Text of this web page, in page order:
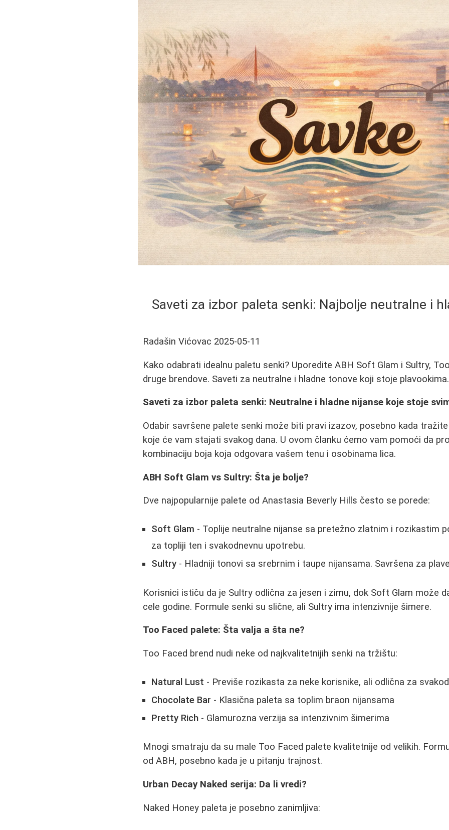
Saveti za izbor paleta senki: Najbolje neutralne i
Radašin Vićovac 2025-05-11
Kako odabrati idealnu paletu senki? Uporedite ABH Soft Glam i Sultry,
druge brendove. Saveti za neutralne i hladne tonove koji stoje plavookima.
Saveti za izbor paleta senki: Neutralne i hladne nijanse koje stoje
Odabir savršene palete senki može biti pravi izazov, posebno kada
koje će vam stajati svakog dana. U ovom članku ćemo vam pomoći da
kombinaciju boja koja odgovara vašem tenu i osobinama lica.
ABH Soft Glam vs Sultry: Šta je bolje?
Dve najpopularnije palete od Anastasia Beverly Hills često se porede:
Soft Glam - Toplije neutralne nijanse sa pretežno zlatnim i rozikastim
za topliji ten i svakodnevnu upotrebu.
Sultry - Hladniji tonovi sa srebrnim i taupe nijansama. Savršena za
Korisnici ističu da je Sultry odlična za jesen i zimu, dok Soft Glam može
cele godine. Formule senki su slične, ali Sultry ima intenzivnije šimere.
Too Faced palete: Šta valja a šta ne?
Too Faced brend nudi neke od najkvalitetnijih senki na tržištu:
Natural Lust - Previše rozikasta za neke korisnike, ali odlična za
Chocolate Bar - Klasična paleta sa toplim braon nijansama
Pretty Rich - Glamurozna verzija sa intenzivnim šimerima
Mnogi smatraju da su male Too Faced palete kvalitetnije od velikih.
od ABH, posebno kada je u pitanju trajnost.
Urban Decay Naked serija: Da li vredi?
Naked Honey paleta je posebno zanimljiva: